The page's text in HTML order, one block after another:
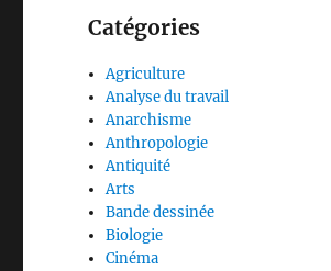
Catégories
Agriculture
Analyse du travail
Anarchisme
Anthropologie
Antiquité
Arts
Bande dessinée
Biologie
Cinéma